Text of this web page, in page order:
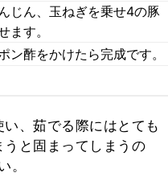
じん、玉ねぎを乗せ4の豚
ます。
ン酢をかけたら完成です。
、茹でる際にはとても
と固まってしまうの
。